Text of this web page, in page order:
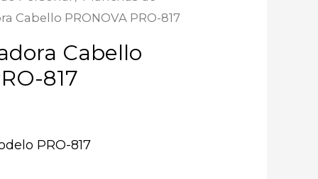
Cabello PRONOVA PRO-817
Cabello
817
PRO-817